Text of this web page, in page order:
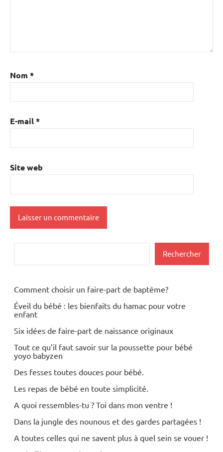
Nom *
E-mail*
Site web
Rechercher
Comment choisir un faire-part de baptême?
Éveil du bébé : les bienfaits du hamac pour votre
enfant
Six idées de faire-part de naissance originaux
Tout ce qu’il faut savoir sur la poussette pour bébé
yoyo babyzen
Des fesses toutes douces pour bébé.
Les repas de bébé en toute simplicité.
A quoi ressembles-tu ? Toi dans mon ventre !
Dans la jungle des nounous et des gardes partagées !
A toutes celles qui ne savent plus à quel sein se vouer !